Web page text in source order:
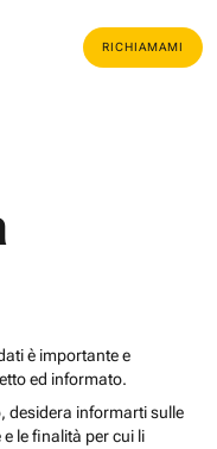
RICHIAMAMI
è importante e
ed informato.
desidera informarti sulle
le finalità per cui li